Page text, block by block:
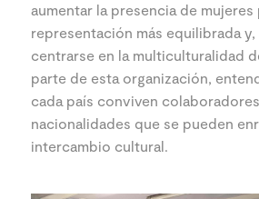
aumentar la presencia de mujeres
representación más equilibrada
centrarse en la multiculturalidad
parte de esta organización,
cada país conviven
nacionalidades que se pueden
intercambio cultural.